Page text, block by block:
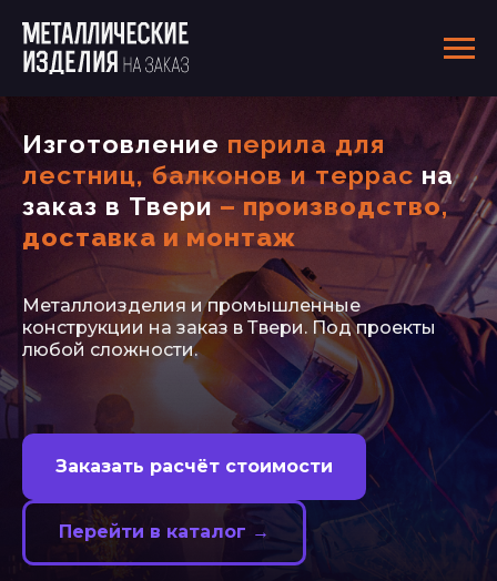
Изготовление перила для
лестниц, балконов и террас на
заказ в Твери – производство,
доставка и монтаж
Металлоизделия и промышленные
конструкции на заказ в Твери. Под проекты
любой сложности.
Заказать расчёт стоимости
Перейти в каталог →